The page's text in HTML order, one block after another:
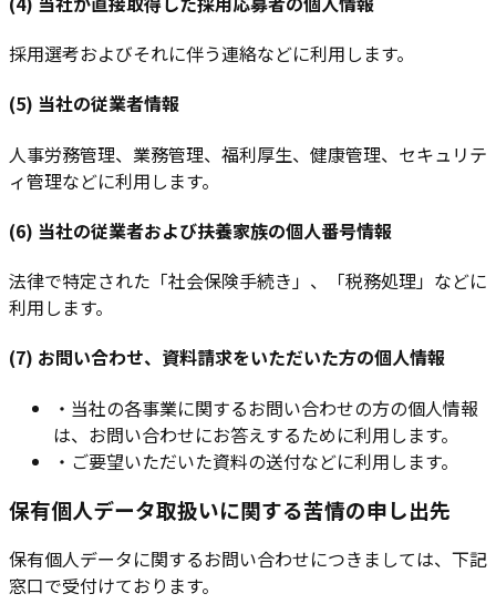
採用選考およびそれに伴う連絡などに利用します。
(5) 当社の従業者情報
人事労務管理、業務管理、福利厚生、健康管理、セキュリテ
ィ管理などに利用します。
(6) 当社の従業者および扶養家族の個人番号情報
法律で特定された「社会保険手続き」、「税務処理」などに
利用します。
(7) お問い合わせ、資料請求をいただいた方の個人情報
・ 当社の各事業に関するお問い合わせの方の個人情報
は、お問い合わせにお答えするために利用します。
・ ご要望いただいた資料の送付などに利用します。
保有個人データ取扱いに関する苦情の申し出先
保有個人データに関するお問い合わせにつきましては、下記
窓口で受付けております。